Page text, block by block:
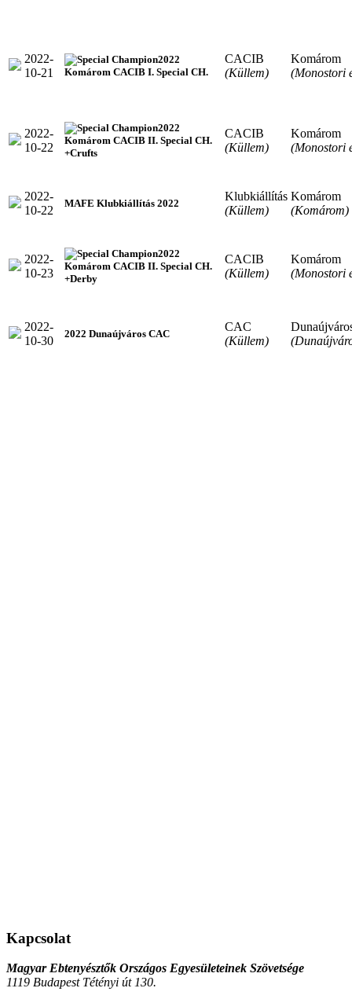
2022-
10-21
2022
Komárom CACIB I. Special CH.
CACIB
(Küllem)
Komárom
(Monostori
2022-
10-22
2022
Komárom CACIB II. Special CH.
+Crufts
CACIB
(Küllem)
Komárom
(Monostori
2022-
10-22
MAFE Klubkiállítás 2022
Klubkiállítás
(Küllem)
Komárom
(Komárom)
2022-
10-23
2022
Komárom CACIB II. Special CH.
+Derby
CACIB
(Küllem)
Komárom
(Monostori
2022-
10-30
2022 Dunaújváros CAC
CAC
(Küllem)
Kapcsolat
Magyar Ebtenyésztők Országos Egyesületeinek Szövetsége
1119 Budapest Tétényi út 130.